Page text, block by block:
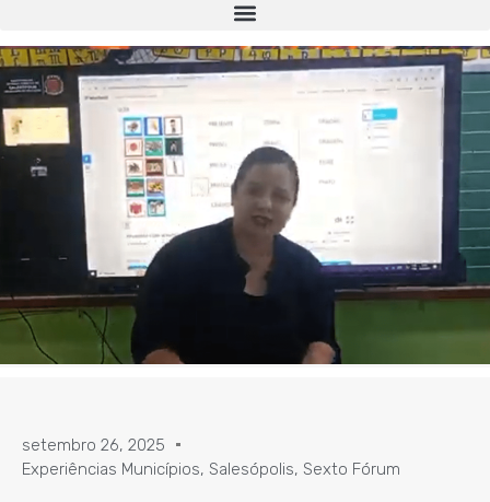
setembro 26, 2025
Experiências Municípios, Salesópolis, Sexto Fórum